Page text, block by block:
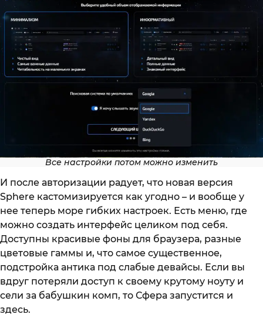
Все настройки потом можно изменить
И после авторизации радует, что новая версия
Sphere кастомизируется как угодно – и вообще у
нее теперь море гибких настроек. Есть меню, где
можно создать интерфейс целиком под себя.
Доступны красивые фоны для браузера, разные
цветовые гаммы и, что самое существенное,
подстройка антика под слабые девайсы. Если вы
вдруг потеряли доступ к своему крутому ноуту и
сели за бабушкин комп, то Сфера запустится и
здесь.